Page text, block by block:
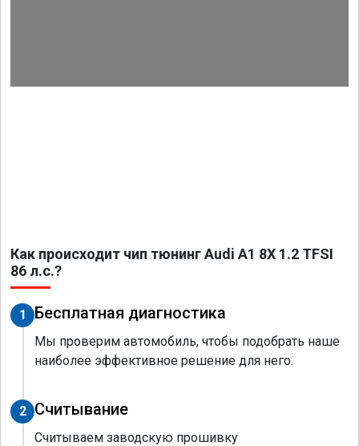
Как происходит чип тюнинг Audi A1 8X 1.2 TFSI
86 л.с.?
1 Бесплатная диагностика
Мы проверим автомобиль, чтобы подобрать наше
наиболее эффективное решение для него.
2 Считывание
Считываем заводскую прошивку